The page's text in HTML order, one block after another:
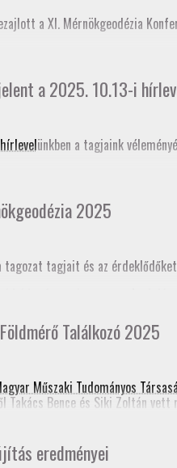
én azAlaponthálózati tudástár
vizsgálatáról.
a XI. Mérnökgeodézia
a 2025. 10.13-i
hírlevelünkben a tagjaink
2025
tagozat tagjait és az
Találkozó 2025
Műszaki Tudományos
Takács Bence és Siki Zoltán
eredményei